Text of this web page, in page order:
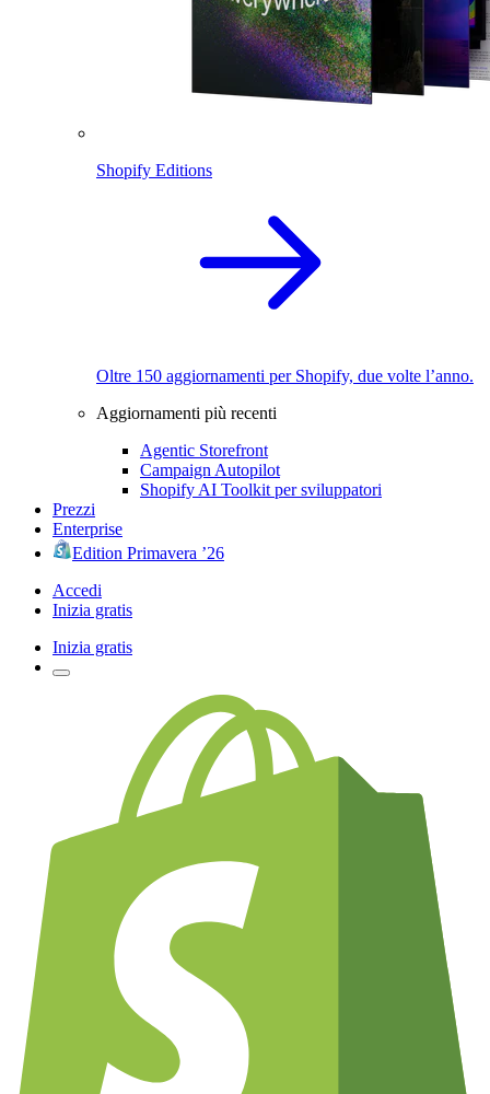
Shopify Editions
Oltre 150 aggiornamenti per Shopify, due volte l’anno.
Aggiornamenti più recenti
Agentic Storefront
Campaign Autopilot
Shopify AI Toolkit per sviluppatori
Prezzi
Enterprise
Edition Primavera ’26
Accedi
Inizia gratis
Inizia gratis